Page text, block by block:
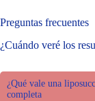
Preguntas frecuentes
¿Cuándo veré los
¿Qué vale una
completa